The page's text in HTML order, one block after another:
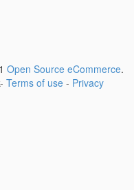
Open Source eCommerce.
- Terms of use - Privacy